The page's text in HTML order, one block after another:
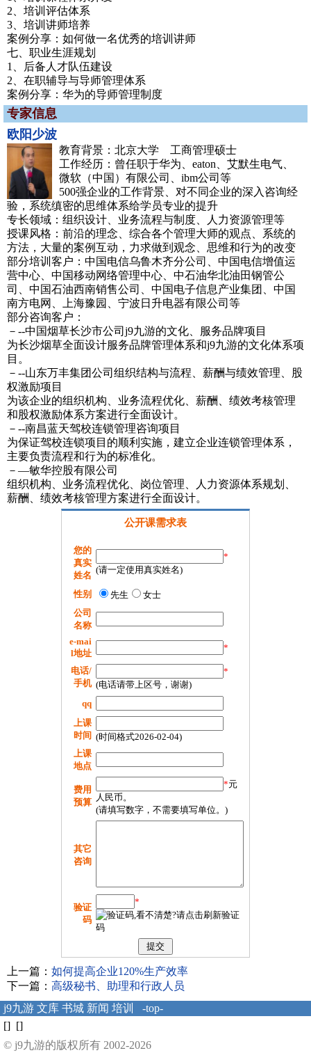
2、培训评估体系
3、培训讲师培养
案例分享：如何做一名优秀的培训讲师
七、职业生涯规划
1、后备人才队伍建设
2、在职辅导与导师管理体系
案例分享：华为的导师管理制度
专家信息
欧阳少波
教育背景：北京大学 工商管理硕士
工作经历：曾任职于华为、eaton、艾默生电气、
微软（中国）有限公司、ibm公司等
500强企业的工作背景、对不同企业的深入咨询经
验，系统缜密的思维体系给学员专业的提升
专长领域：组织设计、业务流程与制度、人力资源管理等
授课风格：前沿的理念、综合各个管理大师的观点、系统的
方法，大量的案例互动，力求做到观念、思维和行为的改变
部分培训客户：中国电信乌鲁木齐分公司、中国电信增值运
营中心、中国移动网络管理中心、中石油华北油田钢管公
司、中国石油西南销售公司、中国电子信息产业集团、中国
南方电网、上海豫园、宁波日升电器有限公司等
部分咨询客户：
－--中国烟草长沙市公司j9九游的文化、服务品牌项目
为长沙烟草全面设计服务品牌管理体系和j9九游的文化体系项
目。
－--山东万丰集团公司组织结构与流程、薪酬与绩效管理、股
权激励项目
为该企业的组织机构、业务流程优化、薪酬、绩效考核管理
和股权激励体系方案进行全面设计。
－--南昌蓝天驾校连锁管理咨询项目
为保证驾校连锁项目的顺利实施，建立企业连锁管理体系，
主要负责流程和行为的标准化。
－—敏华控股有限公司
组织机构、业务流程优化、岗位管理、人力资源体系规划、
薪酬、绩效考核管理方案进行全面设计。
公开课需求表
您的
真实
姓名
*
(请一定使用真实姓名)
性别 先生
女士
公司
名称
e-mai
l地址
*
电话/
手机
*
(电话请带上区号，谢谢)
qq
上课
时间 (时间格式2026-02-04)
上课
地点
费用
预算
*元
人民币。
(请填写数字，不需要填写单位。)
其它
咨询
验证
码
*
上一篇： 如何提高企业120%生产效率
下一篇： 高级秘书、助理和行政人员
j9九游 文库 书城 新闻 培训
-top-
[] []
© j9九游的版权所有 2002-2026